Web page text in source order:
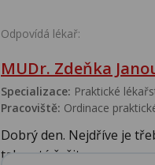
Odpovídá lékař:
MUDr. Zdeňka
Specializace: Praktické
Pracoviště: Ordinace
Dobrý den. Nejdříve je
tak poté řešit s...